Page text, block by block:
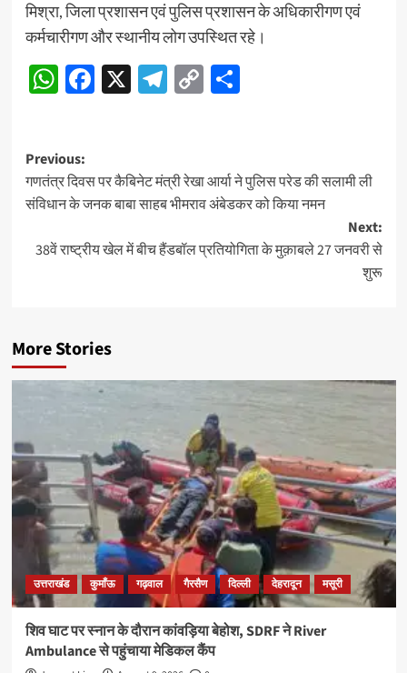
मिश्रा, जिला प्रशासन एवं पुलिस प्रशासन के अधिकारीगण एवं
कर्मचारीगण और स्थानीय लोग उपस्थित रहे।
WhatsApp
Facebook
X Telegram
CopyShare
Post
navigation
Previous:
गणतंत्र दिवस पर कैबिनेट मंत्री रेखा आर्या ने पुलिस परेड की सलामी ली
संविधान के जनक बाबा साहब भीमराव अंबेडकर को किया नमन
Next:
38वें राष्ट्रीय खेल में बीच हैंडबॉल प्रतियोगिता के मुक़ाबले 27 जनवरी से
शुरू
More Stories
उत्तराखंड कुमाँऊ गढ़वाल गैरसैण दिल्ली देहरादून मसूरी
शिव घाट पर स्नान के दौरान कांवड़िया बेहोश, SDRF ने River
Ambulance से पहुंचाया मेडिकल कैंप